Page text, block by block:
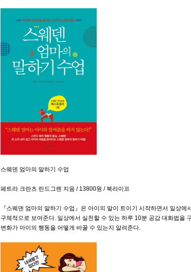
스웨덴 엄마의 말하기 수업
페트라 크란츠 린드그렌 지음 / 13800원 / 북라이프
『스웨덴 엄마의 말하기 수업』은 아이의 말이 트이기 시작하면서 일상에
구체적으로 보여준다. 일상에서 실천할 수 있는 하루 10분 공감 대화법을
변화가 아이의 행동을 어떻게 바꿀 수 있는지 알려준다.